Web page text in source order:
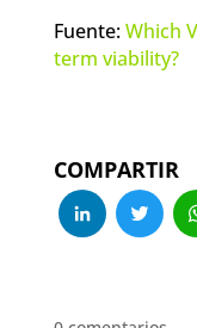
Fuente:Which
term viability?
COMPARTIR